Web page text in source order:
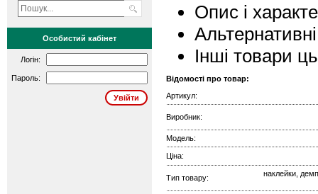
Особистий кабінет
Логін:
Пароль:
Опис і
Інші товари
Відомості про товар:
Артикул:
Виробник:
Модель:
Ціна:
Тип товару: наклейки,